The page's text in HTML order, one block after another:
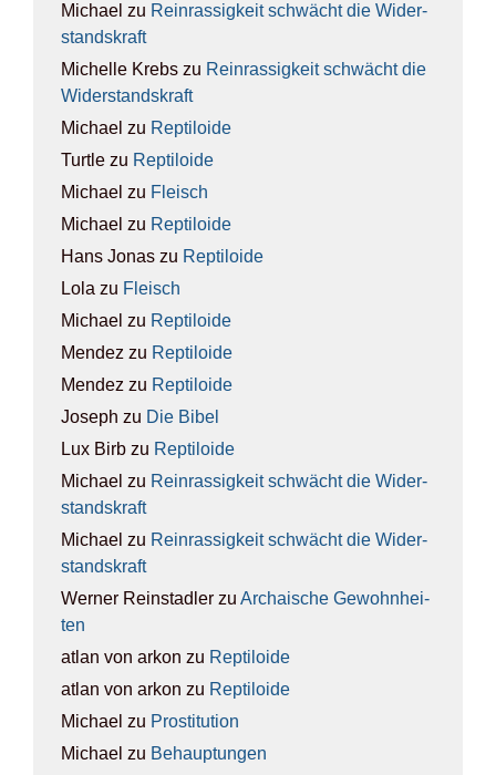
Michael zu Rein­ras­sig­keit schwächt die Wider­
stands­kraft
Michelle Krebs zu Rein­ras­sig­keit schwächt die
Wider­stands­kraft
Michael zu Rep­ti­lo­ide
Turtle zu Rep­ti­lo­ide
Michael zu Fleisch
Michael zu Rep­ti­lo­ide
Hans Jonas zu Rep­ti­lo­ide
Lola zu Fleisch
Michael zu Rep­ti­lo­ide
Mendez zu Rep­ti­lo­ide
Mendez zu Rep­ti­lo­ide
Joseph zu Die Bibel
Lux Birb zu Rep­ti­lo­ide
Michael zu Rein­ras­sig­keit schwächt die Wider­
stands­kraft
Michael zu Rein­ras­sig­keit schwächt die Wider­
stands­kraft
Werner Reinstadler zu Archai­sche Gewohn­hei­
ten
atlan von arkon zu Rep­ti­lo­ide
atlan von arkon zu Rep­ti­lo­ide
Michael zu Pro­sti­tu­ti­on
Michael zu Behaup­tun­gen